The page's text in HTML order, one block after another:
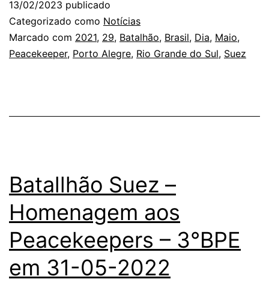
da
ONU
–
2021
13/02/2023 publicado
Categorizado como Notícias
Marcado com 2021, 29, Batalhão, Brasil, Dia, Maio,
Peacekeeper, Porto Alegre, Rio Grande do Sul, Suez
Batallhão Suez –
Homenagem aos
Peacekeepers – 3°BPE
em 31-05-2022